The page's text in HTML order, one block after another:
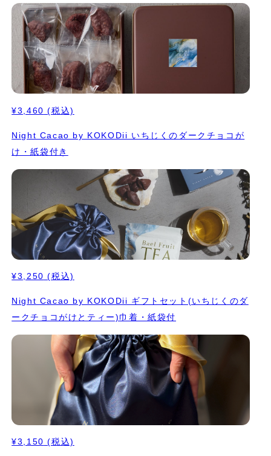
¥3,460 (税込)
Night Cacao by KOKODii いちじくのダークチョコが
け・紙袋付き
¥3,250 (税込)
Night Cacao by KOKODii ギフトセット(いちじくのダ
ークチョコがけとティー)巾着・紙袋付
¥3,150 (税込)